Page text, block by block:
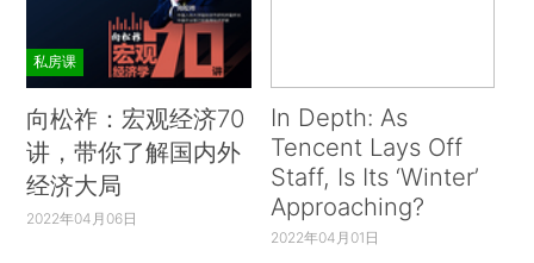
私房课
向松祚：宏观经济70
讲，带你了解国内外
经济大局
2022年04月06日
In Depth: As
Tencent Lays Off
Staff, Is Its ‘Winter’
Approaching?
2022年04月01日